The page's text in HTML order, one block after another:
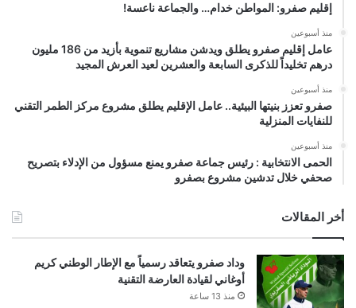
إقليم صفرو: المواطن خدام… والجماعة ناعسة!
منذ أسبوعين
عامل إقليم صفرو يطلق ويدشن مشاريع تنموية بأزيد من 186 مليون
درهم تخليداً للذكرى السابعة والعشرين لعيد العرش المجيد
منذ أسبوعين
صفرو تعزز بنيتها البيئية.. عامل الإقليم يطلق مشروع مركز الطمر التقني
للنفايات المنزلية
منذ أسبوعين
الحمى الانتخابية : رئيس جماعة صفرو يمنع مسؤول من الإدلاء بتصريح
صحفي خلال تدشين مشروع بصفرو
أخر المقالات
وداد صفرو يتعاقد رسمياً مع الإطار الوطني كريم
أوغاني لقيادة العارضة التقنية
منذ 13 ساعة